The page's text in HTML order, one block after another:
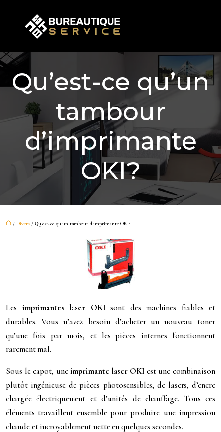
Qu’est-ce qu’un
tambour
d’imprimante
OKI?
/ Divers / Qu’est-ce qu’un tambour d’imprimante OKI?
Les imprimantes laser OKI sont des machines fiables et
durables. Vous n’avez besoin d’acheter un nouveau toner
qu’une fois par mois, et les pièces internes fonctionnent
rarement mal.
Sous le capot, uneimprimante laser OKI est une combinaison
plutôt ingénieuse de pièces photosensibles, de lasers, d’encre
chargée électriquement et d’unités de chauffage. Tous ces
éléments travaillent ensemble pour produire une impression
chaude et incroyablement nette en quelques secondes.